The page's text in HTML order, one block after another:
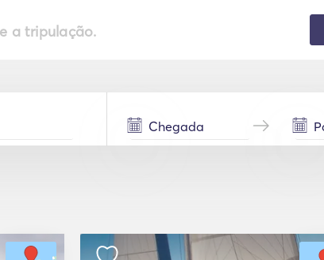
a tripulação.